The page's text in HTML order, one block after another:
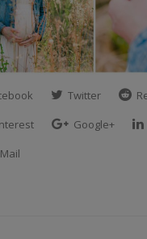
Twitter
Google+